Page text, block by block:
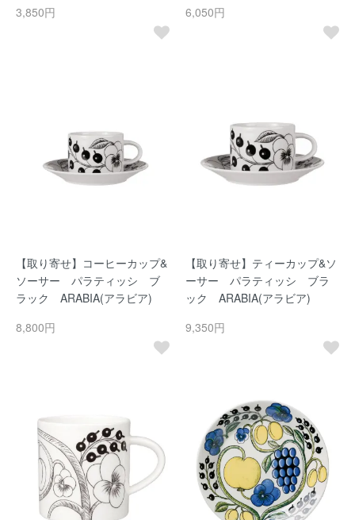
3,850円
6,050円
【取り寄せ】コーヒーカップ&
ソーサー パラティッシ ブ
ラック ARABIA(アラビア)
8,800円
【取り寄せ】ティーカップ&ソ
ーサー パラティッシ ブラ
ック ARABIA(アラビア)
9,350円